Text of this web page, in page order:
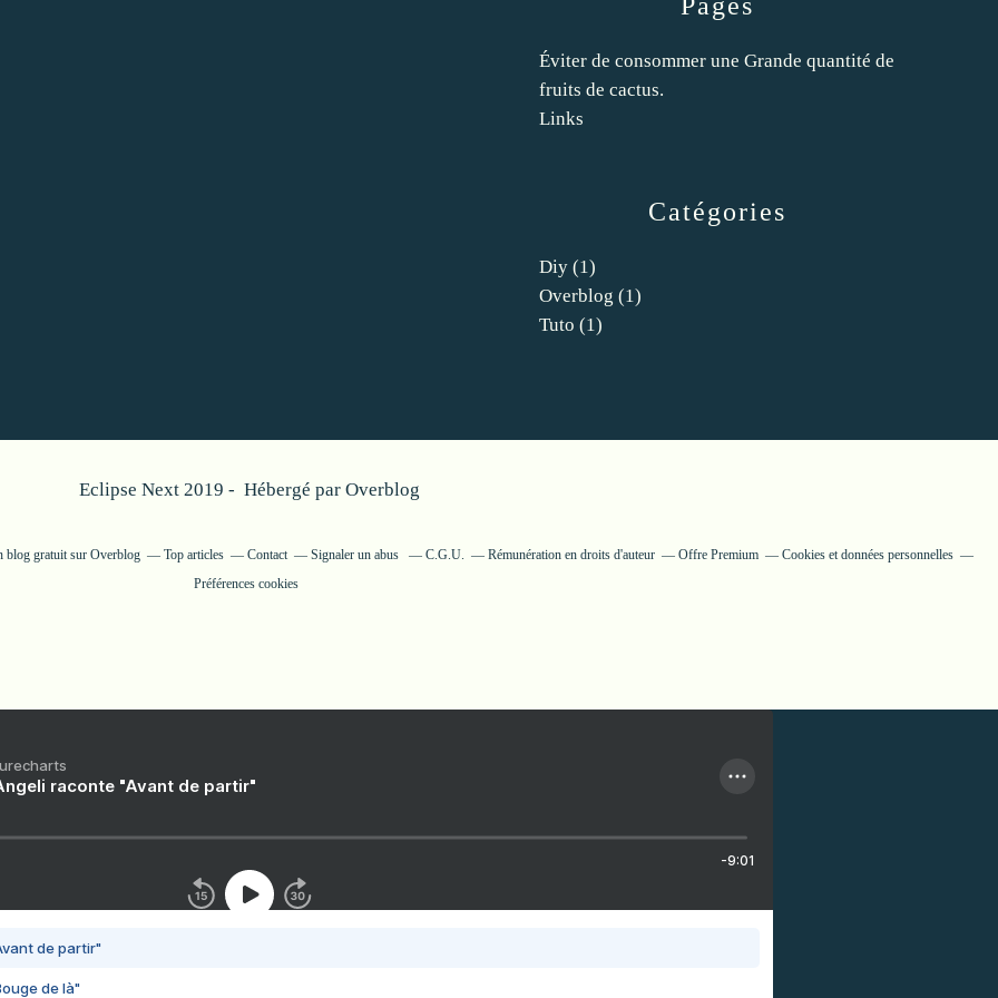
Catégories
Diy (1)
Overblog (1)
Tuto (1)
Éviter de consommer une Grande quantité de
fruits de cactus.
Links
Eclipse Next 2019 - Hébergé par Overblog
blog gratuit sur Overblog Top articles Contact Signaler un abus C.G.U. Rémunération en droits d'auteur Offre Premium
Cookies et données personnelles
Préférences cookies
raconte "Avant de partir"
-9:01
de partir"
de là"